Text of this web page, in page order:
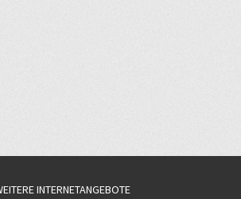
INTERNETANGEBOTE